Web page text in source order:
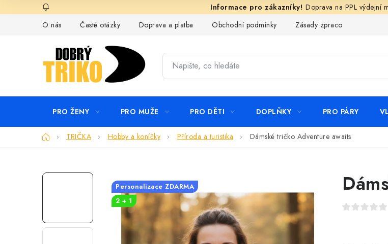
na
Doprava na PPL výdejní
O nás
Časté otázky Doprava a platba Obchodní podmínky Zásady zpracování ochrany
PRO ŽENY PRO MUŽE PRO DĚTI DOPLŇKY PRO PÁRY
DomůTRIČKA Hobby a koníčky Příroda a turistika Dámské tričko Adventure awaits
Personalizace ZDARMA
2 + 1